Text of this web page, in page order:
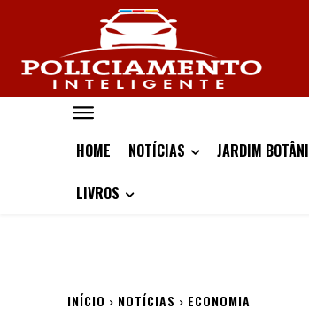
HOME NOTÍCIAS JARDIM
LIVROS
INÍCIO NOTÍCIAS ECONOMIA